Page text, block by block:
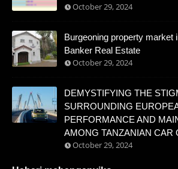
October 29, 2024
Burgeoning property market
Banker Real Estate
October 29, 2024
DEMYSTIFYING THE
SURROUNDING
PERFORMANCE AND
AMONG TANZANIAN CAR
October 29, 2024